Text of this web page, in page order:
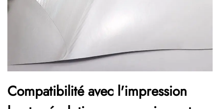
Compatibilité avec l'impression